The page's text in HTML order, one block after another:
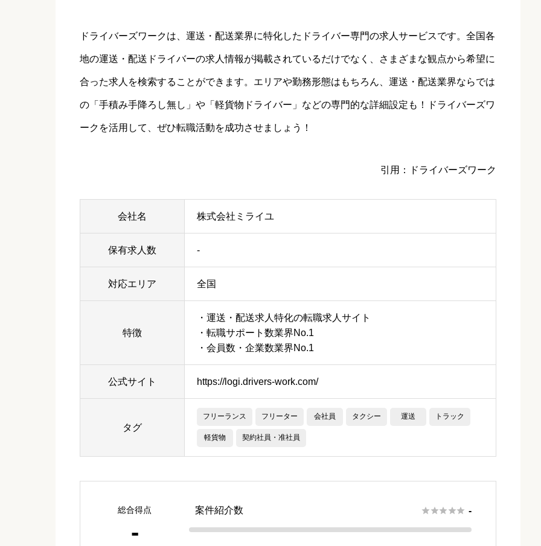
ドライバーズワークは、運送・配送業界に特化したドライバー専門の求人サービスです。全国各
地の運送・配送ドライバーの求人情報が掲載されているだけでなく、さまざまな観点から希望に
合った求人を検索することができます。エリアや勤務形態はもちろん、運送・配送業界ならでは
の「手積み手降ろし無し」や「軽貨物ドライバー」などの専門的な詳細設定も！ドライバーズワ
ークを活用して、ぜひ転職活動を成功させましょう！
引用：ドライバーズワーク
会社名 株式会社ミライユ
保有求人数 -
対応エリア 全国
特徴
・運送・配送求人特化の転職求人サイト
・転職サポート数業界No.1
・会員数・企業数業界No.1
公式サイト https://logi.drivers-work.com/
タグ
フリーランス フリーター 会社員 タクシー 運送 トラック
軽貨物 契約社員・准社員
総合得点
-
案件紹介数  -